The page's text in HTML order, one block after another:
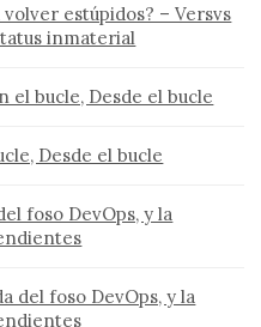
estúpidos? – Versvs
inmaterial
el bucle, Desde el bucle
Desde el bucle
foso DevOps, y la
del foso DevOps, y la